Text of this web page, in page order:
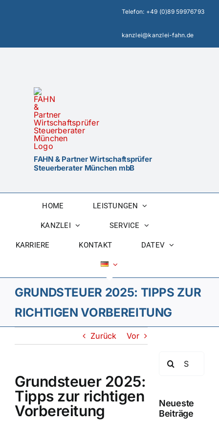
Telefon: +49 (0)89 59976793
kanzlei@kanzlei-fahn.de
FAHN & Partner Wirtschaftsprüfer
Steuerberater München mbB
HOME LEISTUNGEN
KANZLEI SERVICE
KARRIERE KONTAKT DATEV
GRUNDSTEUER 2025: TIPPS ZUR
RICHTIGEN VORBEREITUNG
Zurück Vor
Grundsteuer 2025:
Tipps zur richtigen
Vorbereitung
nach:
Neueste
Beiträge